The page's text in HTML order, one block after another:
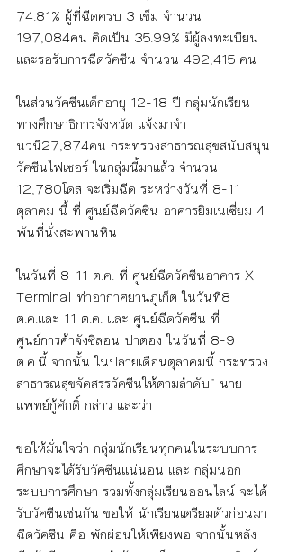
74.81% ผู้ที่ฉีดครบ 3 เข็ม จำนวน
197,084คน คิดเป็น 35.99% มึผู้ลงทะเบียน
และรอรับการฉีดวัคซีน จำนวน 492,415 คน
ในส่วนวัคซีนเด็กอายุ 12-18 ปี กลุ่มนักเรียน
ทางศึกษาธิการจังหวัด แจ้งมาจำ
นวนื27,874คน กระทรวงสาธารณสุขสนับสนุน
วัคซีนไฟเซอร์ ในกลุ่มนี้มาแล้ว จำนวน
12,780โดส จะเริ่มฉีด ระหว่างวันที่ 8-11
ตุลาคม นี้ ที่ ศูนย์ฉีดวัคซีน อาคารยิมเนเซี่ยม 4
พันที่นั่งสะพานหิน
ในวันที่ 8-11 ต.ค. ที่ ศูนย์ฉีดวัคซีนอาคาร X-
Terminal ท่าอากาศยานภูเก็ต ในวันที่8
ต.ค.และ 11 ต.ค. และ ศูนย์ฉีดวัคซีน ที่
ศูนย์การค้าจังซีลอน ป่าตอง ในวันที่ 8-9
ต.ค.นี้ จากนั้น ในปลายเดือนตุลาคมนี้ กระทรวง
สาธารณสุขจัดสรรวัคซีนให้ตามลำดับ” นาย
แพทย์กู้ศักดิ์ กล่าว และว่า
ขอให้มั่นใจว่า กลุ่มนักเรียนทุกคนในระบบการ
ศึกษาจะได้รับวัคซีนแน่นอน และ กลุ่มนอก
ระบบการศึกษา รวมทั้งกลุ่มเรียนออนไลน์ จะได้
รับวัคซีนเช่นกัน ขอให้ นักเรียนเตรียมตัวก่อนมา
ฉีดวัคซีน คือ พักผ่อนให้เพียงพอ จากนั้นหลัง